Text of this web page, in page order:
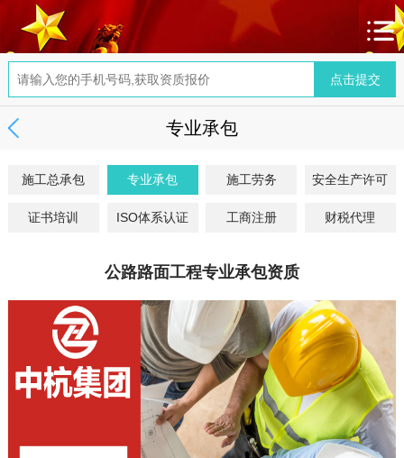
专业承包
施工总承包 专业承包 施工劳务 安全生产许可
证书培训 ISO体系认证 工商注册 财税代理
公路路面工程专业承包资质